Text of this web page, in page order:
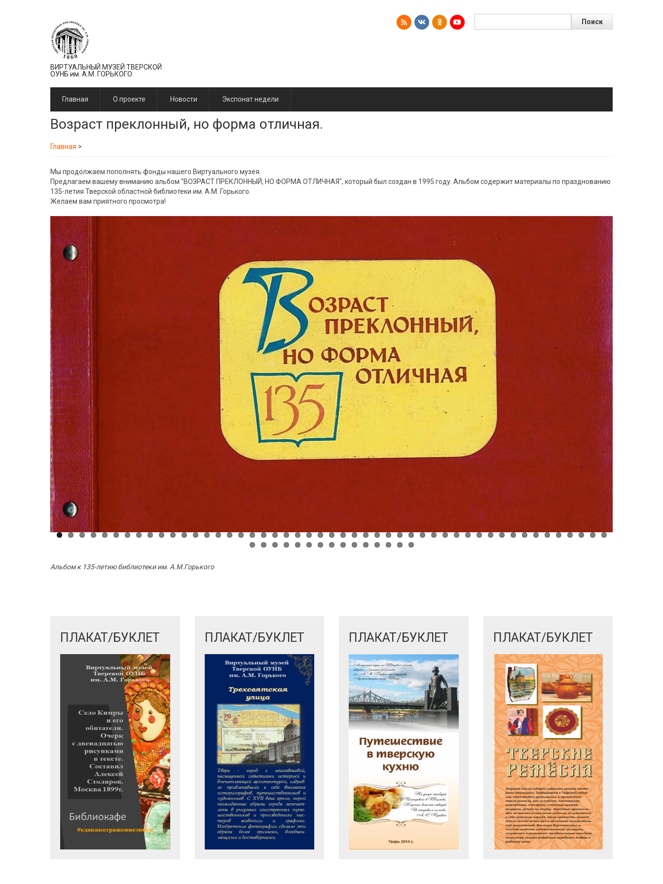
ВИРТУАЛЬНЫЙ МУЗЕЙ ТВЕРСКОЙ
ОУНБ им. А.М. ГОРЬКОГО
Главная О проекте Новости Экспонат недели
Возраст преклонный, но форма отличная.
Главная >
Мы продолжаем пополнять фонды нашего Виртуального музея.
Предлагаем вашему вниманию альбом "ВОЗРАСТ ПРЕКЛОННЫЙ, НО ФОРМА ОТЛИЧНАЯ", который был создан в 1995 году. Альбом содержит материалы по празднованию
135-летия Тверской областной библиотеки им. А.М. Горького.
Желаем вам приятного просмотра!
Альбом к 135-летию библиотеки им. А.М.Горького
ПЛАКАТ/БУКЛЕТ ПЛАКАТ/БУКЛЕТ ПЛАКАТ/БУКЛЕТ ПЛАКАТ/БУКЛЕТ